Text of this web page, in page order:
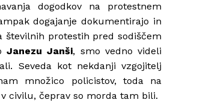
dogodkov na protestnem
dogajanje dokumentirajo in
številnih protestih pred sodiščem
Janezu Janši, smo vedno videli
Seveda kot nekdanji vzgojitelj
množico policistov, toda na
civilu, čeprav so morda tam bili.